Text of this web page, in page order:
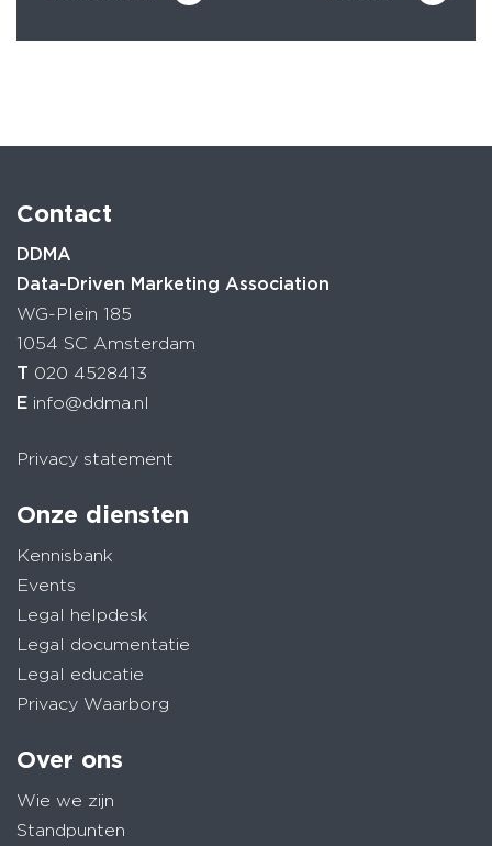
Contact
DDMA
Data-Driven Marketing Association
WG-Plein 185
1054 SC Amsterdam
T 020 4528413
E info@ddma.nl
Privacy statement
Onze diensten
Kennisbank
Events
Legal helpdesk
Legal documentatie
Legal educatie
Privacy Waarborg
Over ons
Wie we zijn
Standpunten